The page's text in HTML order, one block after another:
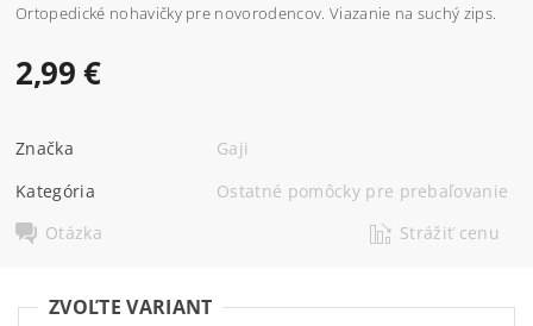
Ortopedické nohavičky pre novorodencov. Viazanie na suchý zips.
2,99 €
Značka
Gaji
Kategória
Ostatné pomôcky pre prebaľovanie
Otázka
Strážiť cenu
ZVOĽTE VARIANT